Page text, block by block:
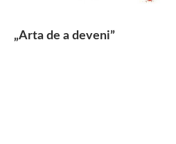
„Arta de a deveni”